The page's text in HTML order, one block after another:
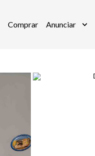
Comprar Anunciar